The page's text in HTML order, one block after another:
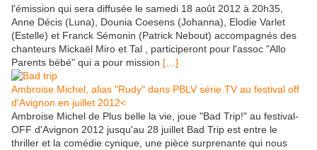
l'émission qui sera diffusée le samedi 18 août 2012 à 20h35,
Anne Décis (Luna), Dounia Coesens (Johanna), Elodie Varlet
(Estelle) et Franck Sémonin (Patrick Nebout) accompagnés des
chanteurs Mickaël Miro et Tal , participeront pour l'assoc "Allo
Parents bébé" qui a pour mission […]
Ambroise Michel, alias "Rudy" dans PBLV série TV au festival off
d'Avignon en juillet 2012<
Ambroise Michel de Plus belle la vie, joue "Bad Trip!" au festival-
OFF d'Avignon 2012 jusqu'au 28 juillet Bad Trip est entre le
thriller et la comédie cynique, une pièce surprenante qui nous